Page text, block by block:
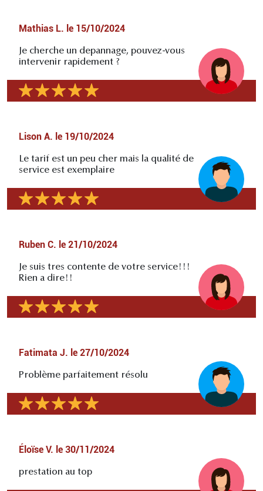
Mathias L. le 15/10/2024
Je cherche un depannage, pouvez-vous
intervenir rapidement ?
Lison A. le 19/10/2024
Le tarif est un peu cher mais la qualité de
service est exemplaire
Ruben C. le 21/10/2024
Je suis tres contente de votre service!!!
Rien a dire!!
Fatimata J. le 27/10/2024
Problème parfaitement résolu
Éloïse V. le 30/11/2024
prestation au top